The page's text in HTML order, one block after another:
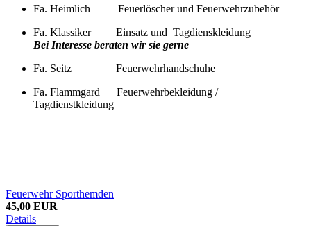
Fa. Heimlich Feuerlöscher und Feuerwehrzubehör
Fa. Klassiker Einsatz und Tagdienskleidung
Bei Interesse beraten wir sie gerne
Fa. Seitz Feuerwehrhandschuhe
Fa. Flammgard Feuerwehrbekleidung /
Tagdienstkleidung
Feuerwehr Sporthemden
45,00 EUR
Details